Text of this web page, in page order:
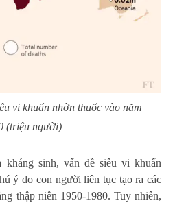
vi khuẩn nhờn thuốc vào năm
(triệu người)
sinh, vấn đề siêu vi khuẩn
ý do con người liên tục tạo ra các
thập niên 1950-1980. Tuy nhiên,